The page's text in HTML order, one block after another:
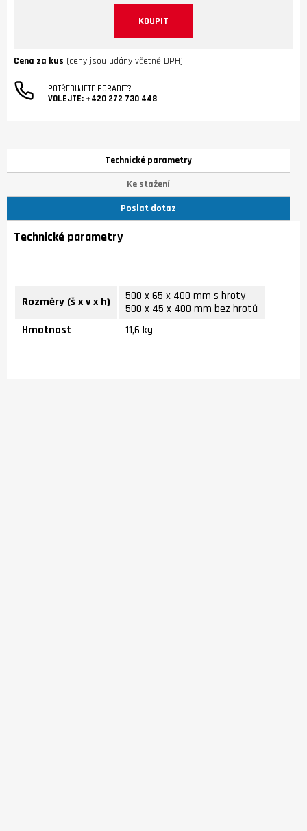
KOUPIT
Cena za kus (ceny jsou udány včetně DPH)
POTŘEBUJETE PORADIT?
VOLEJTE: +420 272 730 448
Technické parametry
Ke stažení
Poslat dotaz
Technické parametry
Rozměry (š x v x h)
500 x 65 x 400 mm s hroty
500 x 45 x 400 mm bez hrotů
Hmotnost
11,6 kg